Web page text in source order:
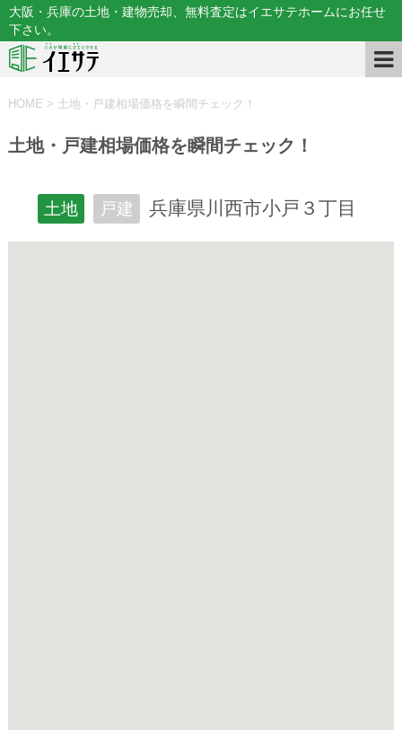
大阪・兵庫の土地・建物売却、無料査定はイエサテホームにお任せ
下さい。
HOME > 土地・戸建相場価格を瞬間チェック！
土地・戸建相場価格を瞬間チェック！
土地 戸建 兵庫県川西市小戸３丁目